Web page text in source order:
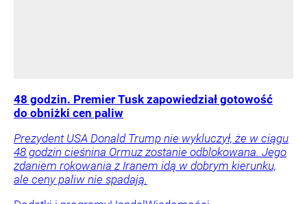
48 godzin. Premier Tusk zapowiedział gotowość
do obniżki cen paliw
Prezydent USA Donald Trump nie wykluczył, że w ciągu
48 godzin cieśnina Ormuz zostanie odblokowana. Jego
zdaniem rokowania z Iranem idą w dobrym kierunku,
ale ceny paliw nie spadają.